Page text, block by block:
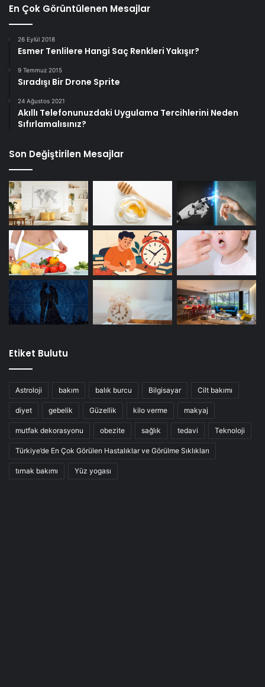
En Çok Görüntülenen Mesajlar
26 Eylül 2018
Esmer Tenlilere Hangi Saç Renkleri Yakışır?
9 Temmuz 2015
Sıradışı Bir Drone Sprite
24 Ağustos 2021
Akıllı Telefonunuzdaki Uygulama Tercihlerini Neden
Sıfırlamalısınız?
Son Değiştirilen Mesajlar
Etiket Bulutu
Astroloji bakım balık burcu Bilgisayar Cilt bakımı
diyet gebelik Güzellik kilo verme makyaj
mutfak dekorasyonu obezite sağlık tedavi Teknoloji
Türkiye’de En Çok Görülen Hastalıklar ve Görülme Sıklıkları
tırnak bakımı Yüz yogası